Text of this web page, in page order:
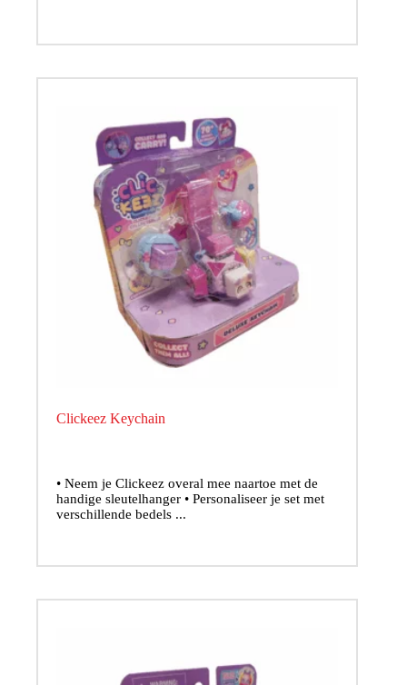
Clickeez Keychain
• Neem je Clickeez overal mee naartoe met de
handige sleutelhanger • Personaliseer je set met
verschillende bedels ...